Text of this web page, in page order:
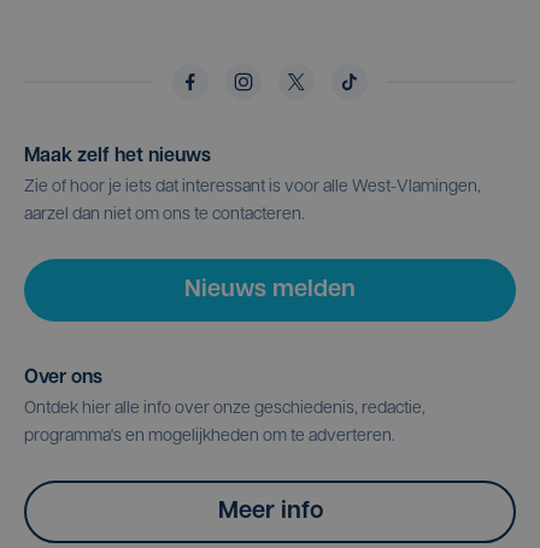
Maak zelf het nieuws
Zie of hoor je iets dat interessant is voor alle West-Vlamingen,
aarzel dan niet om ons te contacteren.
Nieuws melden
Over ons
Ontdek hier alle info over onze geschiedenis, redactie,
programma's en mogelijkheden om te adverteren.
Meer info